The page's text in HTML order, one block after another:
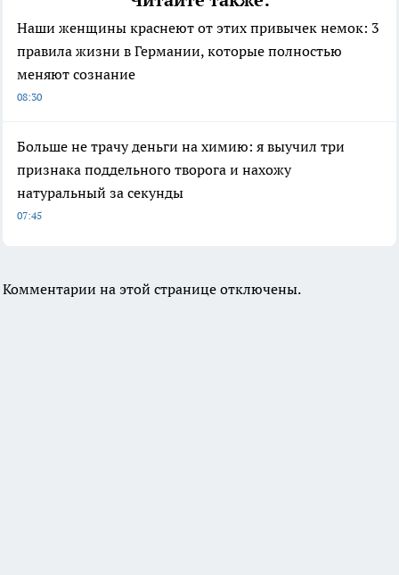
Наши женщины краснеют от этих привычек немок: 3
правила жизни в Германии, которые полностью
меняют сознание
08:30
Больше не трачу деньги на химию: я выучил три
признака поддельного творога и нахожу
натуральный за секунды
07:45
Комментарии на этой странице отключены.